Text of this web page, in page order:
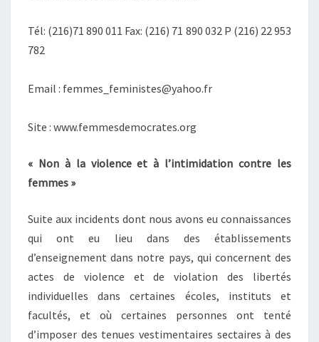
Tél: (216)71 890 011 Fax: (216) 71 890 032 P (216) 22 953
782
Email : femmes_feministes@yahoo.fr
Site : www.femmesdemocrates.org
« Non à la violence et à l’intimidation contre les
femmes »
Suite aux incidents dont nous avons eu connaissances
qui ont eu lieu dans des établissements
d’enseignement dans notre pays, qui concernent des
actes de violence et de violation des libertés
individuelles dans certaines écoles, instituts et
facultés, et où certaines personnes ont tenté
d’imposer des tenues vestimentaires sectaires à des